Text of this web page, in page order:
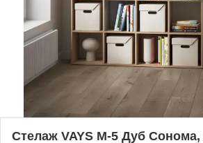
Стелаж VAYS M-5 Дуб